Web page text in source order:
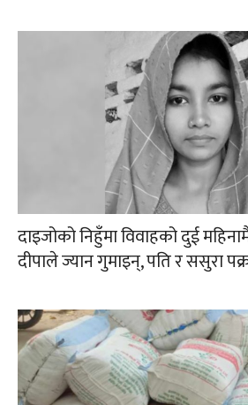
दाइजोको निहुँमा विवाहको दुई
दीपाले ज्यान गुमाइन्, पति र ससुरा